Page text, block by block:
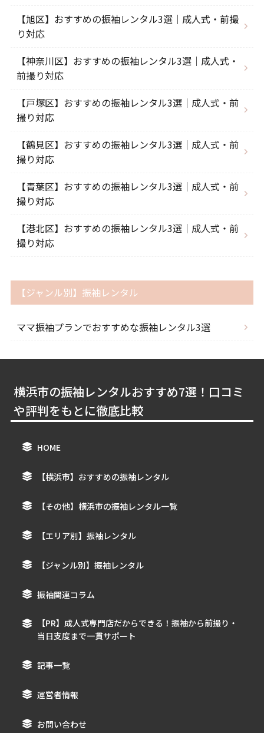
【旭区】おすすめの振袖レンタル3選｜成人式・前撮
り対応
【神奈川区】おすすめの振袖レンタル3選｜成人式・
前撮り対応
【戸塚区】おすすめの振袖レンタル3選｜成人式・前
撮り対応
【鶴見区】おすすめの振袖レンタル3選｜成人式・前
撮り対応
【青葉区】おすすめの振袖レンタル3選｜成人式・前
撮り対応
【港北区】おすすめの振袖レンタル3選｜成人式・前
撮り対応
【ジャンル別】振袖レンタル
ママ振袖プランでおすすめな振袖レンタル3選
横浜市の振袖レンタルおすすめ7選！口コミ
や評判をもとに徹底比較
HOME
【横浜市】おすすめの振袖レンタル
【その他】横浜市の振袖レンタル一覧
【エリア別】振袖レンタル
【ジャンル別】振袖レンタル
振袖関連コラム
【PR】成人式専門店だからできる！振袖から前撮り・
当日支度まで一貫サポート
記事一覧
運営者情報
お問い合わせ